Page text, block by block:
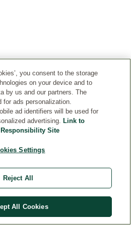
you consent to the storage
on your device and to
by us and our partners. The
for ads personalization.
ad identifiers will be used for
advertising. Link to
Site
Settings
Reject All
All Cookies